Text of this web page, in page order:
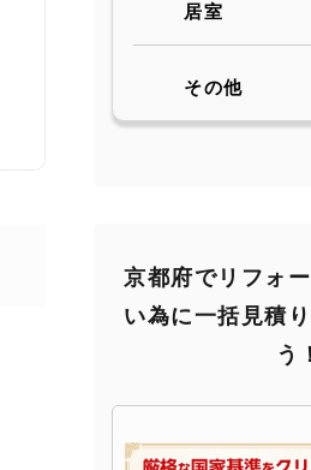
居室
その他
京都府でリフォ
い為に一括見積
う！